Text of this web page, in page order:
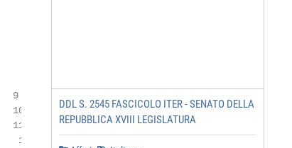
7
7
9
9
9
9
10
11
11
DDL S. 2545 FASCICOLO ITER - SENATO DELLA
REPUBBLICA XVIII LEGISLATURA